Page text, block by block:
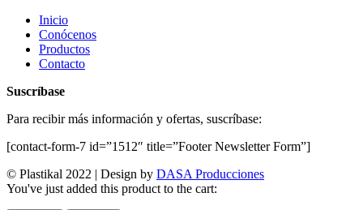
Inicio
Conócenos
Productos
Contacto
Suscríbase
Para recibir más información y ofertas, suscríbase:
[contact-form-7 id=”1512″ title=”Footer Newsletter Form”]
© Plastikal 2022 | Design by DASA Producciones
You've just added this product to the cart: